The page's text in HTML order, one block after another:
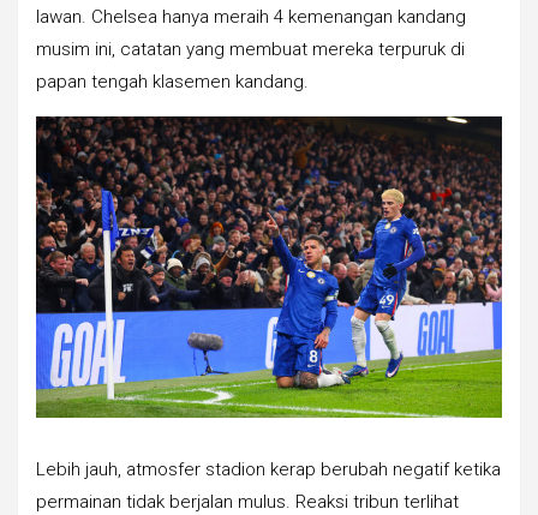
lawan. Chelsea hanya meraih 4 kemenangan kandang
musim ini, catatan yang membuat mereka terpuruk di
papan tengah klasemen kandang.
Lebih jauh, atmosfer stadion kerap berubah negatif ketika
permainan tidak berjalan mulus. Reaksi tribun terlihat